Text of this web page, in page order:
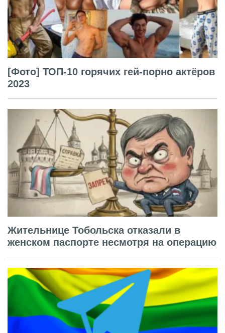
[Фото] ТОП-10 горячих гей-порно актёров
2023
Жительнице Тобольска отказали в
женском паспорте несмотря на операцию